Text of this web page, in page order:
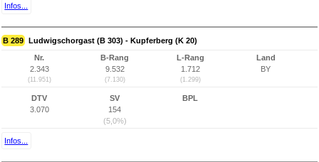
Infos...
B 289 Ludwigschorgast (B 303) - Kupferberg (K 20)
Nr.
2.343
(11.951)
B-Rang
9.532
(7.130)
L-Rang
1.712
(1.299)
Land
BY
DTV
3.070
SV
154
(5,0%)
BPL
Infos...